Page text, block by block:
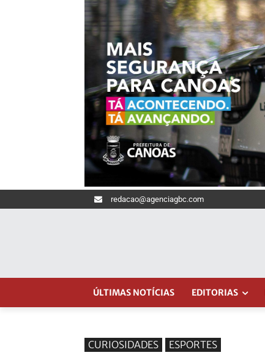
redacao@agenciagbc.com
ÚLTIMAS NOTÍCIAS EDITORIAS
CURIOSIDADES ESPORTES